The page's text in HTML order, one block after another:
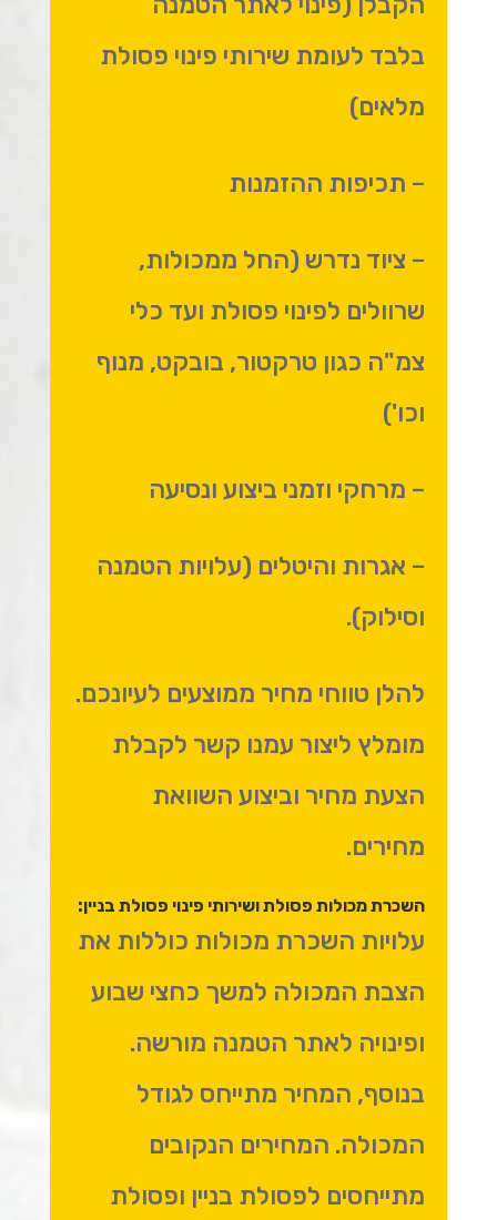
בלבד לעומת שירותי פינוי פסולת
מלאים)
– תכיפות ההזמנות
– ציוד נדרש (החל ממכולות,
שרוולים לפינוי פסולת ועד כלי
צמ"ה כגון טרקטור, בובקט, מנוף
וכו')
– מרחקי וזמני ביצוע ונסיעה
– אגרות והיטלים (עלויות הטמנה
וסילוק).
להלן טווחי מחיר ממוצעים לעיונכם.
מומלץ ליצור עמנו קשר לקבלת
הצעת מחיר וביצוע השוואת
מחירים.
השכרת מכולות פסולת ושירותי פינוי פסולת בניין:
עלויות השכרת מכולות כוללות את
הצבת המכולה למשך כחצי שבוע
ופינויה לאתר הטמנה מורשה.
בנוסף, המחיר מתייחס לגודל
המכולה. המחירים הנקובים
מתייחסים לפסולת בניין ופסולת